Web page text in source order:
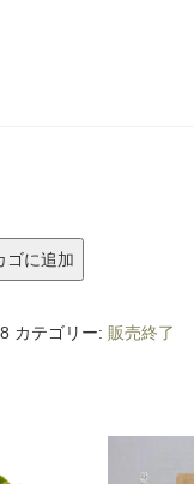
ゴに追加
カテゴリー: 販売終了